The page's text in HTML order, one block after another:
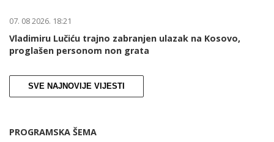
07. 08 2026. 18:21
Vladimiru Lučiću trajno zabranjen ulazak na Kosovo,
proglašen personom non grata
SVE NAJNOVIJE VIJESTI
PROGRAMSKA ŠEMA